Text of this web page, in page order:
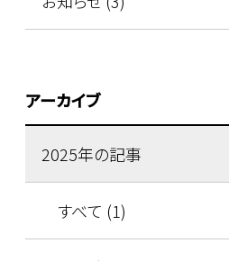
アーカイブ
2025年の記事
すべて (1)